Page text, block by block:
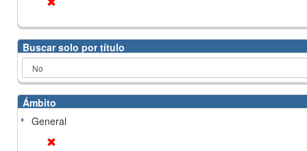
Buscar solo por título
Ámbito
General